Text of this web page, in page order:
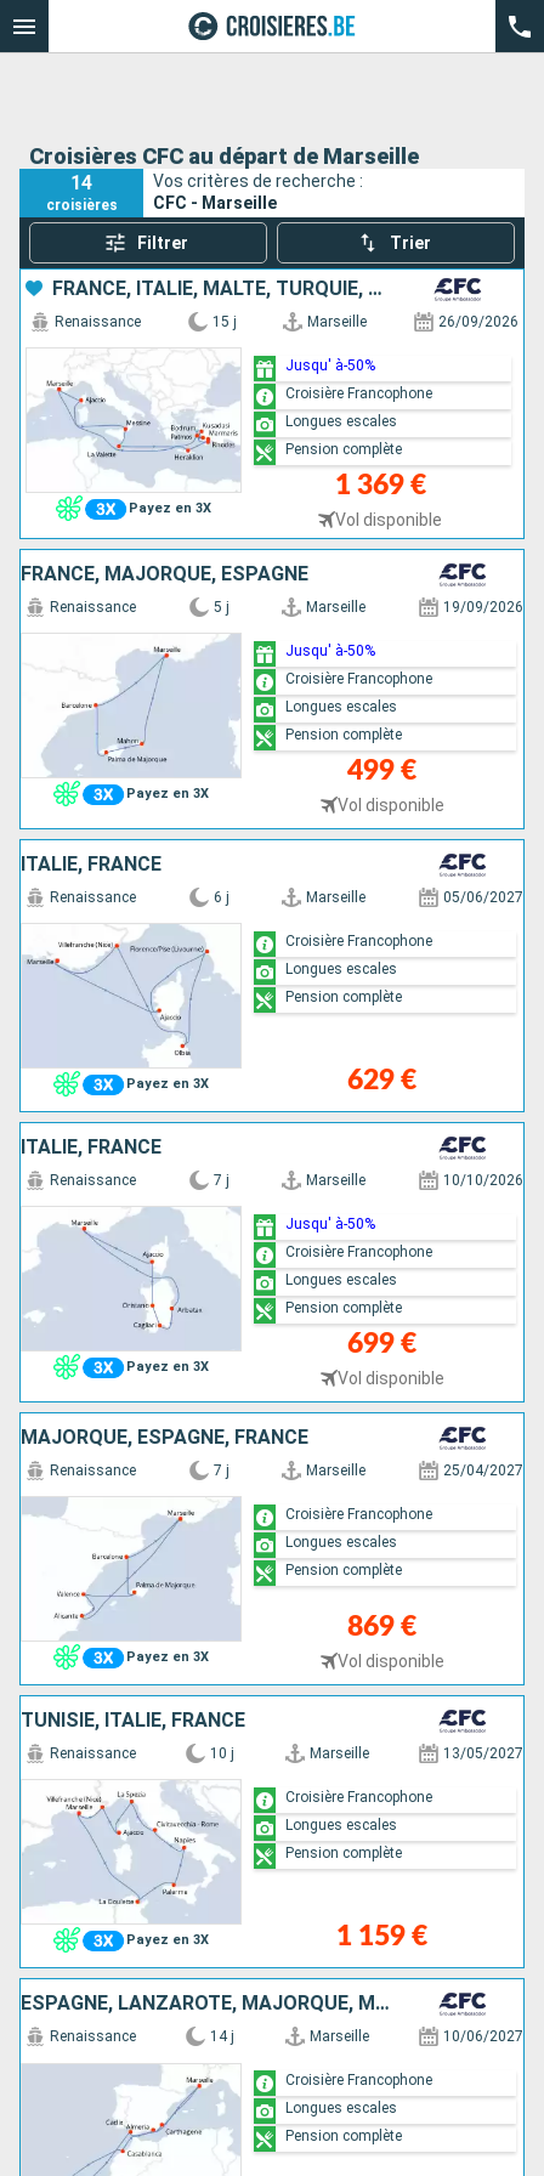
Croisières CFC au départ de Marseille
14
croisières
Vos critères de recherche :
CFC - Marseille
Filtrer Trier
FRANCE, ITALIE, MALTE, TURQUIE, GRÈCE
Payez en 3X
Renaissance 15 j Marseille 26/09/2026
1 369 €
Vol disponible
Jusqu' à-50%
Croisière Francophone
Longues escales
Pension complète
FRANCE, MAJORQUE, ESPAGNE
Payez en 3X
Renaissance 5 j Marseille 19/09/2026
499 €
Vol disponible
Jusqu' à-50%
Croisière Francophone
Longues escales
Pension complète
ITALIE, FRANCE
Payez en 3X
Renaissance 6 j Marseille 05/06/2027
629 €
Croisière Francophone
Longues escales
Pension complète
ITALIE, FRANCE
Payez en 3X
Renaissance 7 j Marseille 10/10/2026
699 €
Vol disponible
Jusqu' à-50%
Croisière Francophone
Longues escales
Pension complète
MAJORQUE, ESPAGNE, FRANCE
Payez en 3X
Renaissance 7 j Marseille 25/04/2027
869 €
Vol disponible
Croisière Francophone
Longues escales
Pension complète
TUNISIE, ITALIE, FRANCE
Payez en 3X
Renaissance 10 j Marseille 13/05/2027
1 159 €
Croisière Francophone
Longues escales
Pension complète
ESPAGNE, LANZAROTE, MAJORQUE, MAROC, FRANCE
Renaissance 14 j Marseille 10/06/2027
Croisière Francophone
Longues escales
Pension complète